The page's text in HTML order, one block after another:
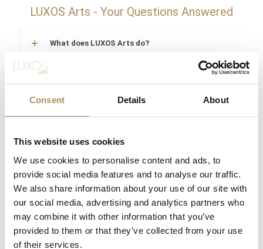
Consent Details About
This website uses cookies
We use cookies to personalise content and ads, to
provide social media features and to analyse our traffic.
We also share information about your use of our site with
our social media, advertising and analytics partners who
may combine it with other information that you’ve
provided to them or that they’ve collected from your use
of their services.
LUXOS Arts - Your Questions Answered
What does LUXOS Arts do?
Can I commission a bespoke piece or request
sourcing of a specific item?
Are the pieces offered by LUXOS Arts authentic
Does each piece include a certificate of
authenticity?
What does "LUXOS Arts Certified Selection"
signify?
What credentials does the LUXOS Arts team